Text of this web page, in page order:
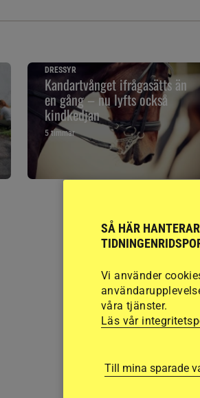
DRESSYR
Kandartvånget ifrågasätts än
en gång – nu lyfts också
kindkedjan
5 timmar
SÅ HÄR
Vi använder
våra tjänster.
Läs vår
Till mina sparade